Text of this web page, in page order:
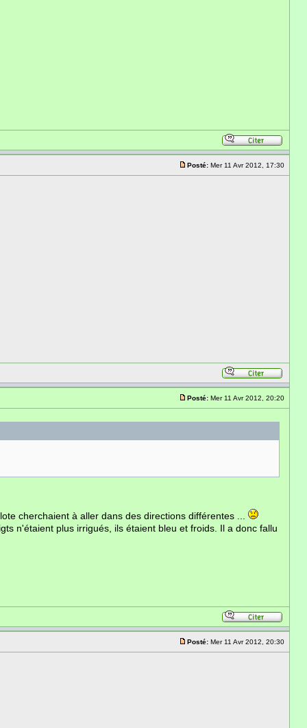
Posté: Mer 11 Avr 2012, 17:30
Posté: Mer 11 Avr 2012, 20:20
cherchaient à aller dans des directions différentes ...
n'étaient plus irrigués, ils étaient bleu et froids. Il a donc fallu
Posté: Mer 11 Avr 2012, 20:30